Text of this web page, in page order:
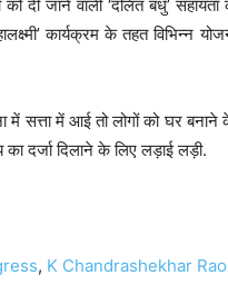
को दी जाने वाली ‘दलित बंधु’
कार्यक्रम के तहत
में सत्ता में आई तो लोगों को घर
का दर्जा दिलाने के लिए लड़ाई लड़ी.
, K Chandrashekhar Rao